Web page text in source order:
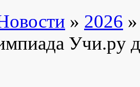
» 2026
Учи.ру